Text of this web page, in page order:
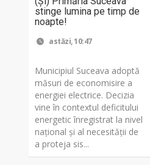
stinge lumina pe timp de
noapte!
astăzi, 10:47
Municipiul Suceava adoptă
măsuri de economisire a
energiei electrice. Decizia
vine în contextul deficitului
energetic înregistrat la nivel
național și al necesității de
a proteja sis...